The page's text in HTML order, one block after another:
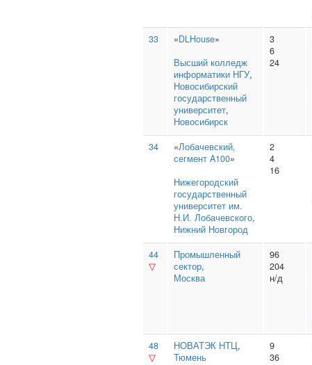
33 «DLHouse»
Высший колледж
информатики НГУ,
Новосибирский
государственный
университет,
Новосибирск
3
6
24
34 «Лобачевский,
сегмент A100»
Нижегородский
государственный
университет им.
Н.И. Лобачевского,
Нижний Новгород
2
4
16
44
▽
Промышленный
сектор,
Москва
96
204
н/д
48
▽
НОВАТЭК НТЦ,
Тюмень
9
36